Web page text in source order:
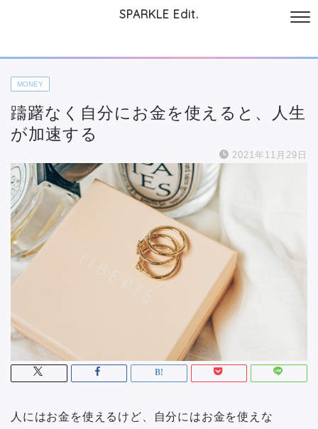
SPARKLE Edit.
MONEY
躊躇なく自分にお金を使えると、人生
が加速する
2021年11月29日
人にはお金を使えるけど、自分にはお金を使えな